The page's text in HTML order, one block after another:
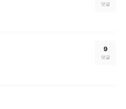
댓글
9
댓글